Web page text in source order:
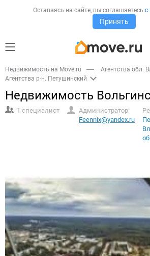
Оставаясь на сайте, вы соглашаетесь с
Принять
Недвижимость на Move.ru
Агентства обл.
Агентства р-н. Петушинский
Недвижимость
1 специалист
Администратор:
Feennix@yandex.ru